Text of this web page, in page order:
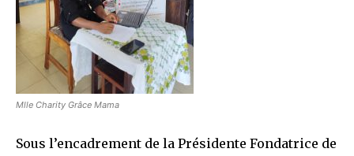
Mlle Charity Grâce Mama
Sous l’encadrement de la Présidente Fondatrice de